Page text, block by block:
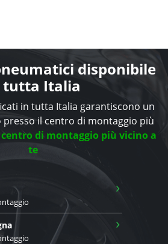
disponibile
tutta Italia
in tutta Italia garantiscono un
il centro di montaggio più
di montaggio più vicino a
te
›
›